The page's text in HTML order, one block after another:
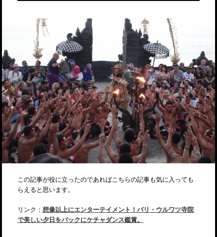
この記事が役に立ったのであればこちらの記事も気に入っても
らえると思います。
リンク： 想像以上にエンターテイメント！バリ・ウルワツ寺院
で美しい夕日をバックにケチャダンス鑑賞。